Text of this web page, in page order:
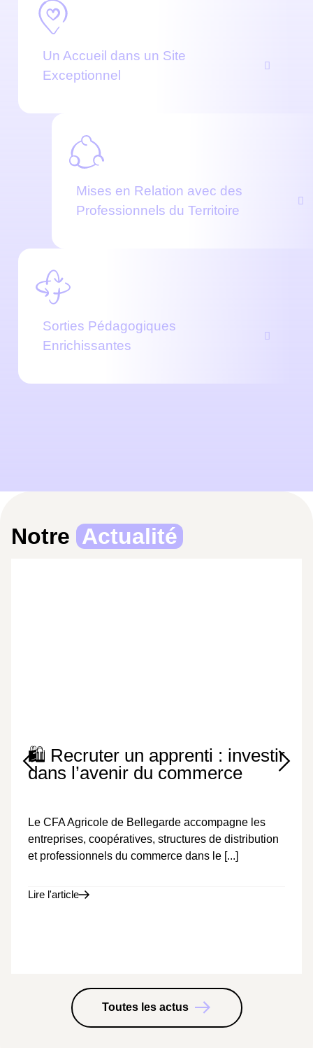
Un Accueil dans un Site
Exceptionnel
Mises en Relation avec des
Professionnels du Territoire
Sorties Pédagogiques
Enrichissantes
Notre Actualité
🛍️ Recruter un apprenti : investir
dans l’avenir du commerce
Le CFA Agricole de Bellegarde accompagne les
entreprises, coopératives, structures de distribution
et professionnels du commerce dans le [...]
Lire l'article
Toutes les actus